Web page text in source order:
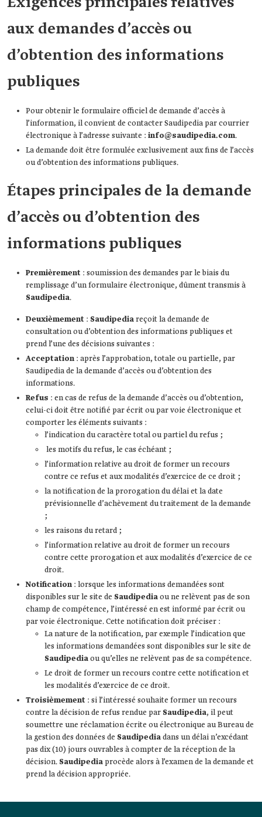
aux demandes d’accès ou
d’obtention des informations
publiques
Pour obtenir le formulaire officiel de demande d’accès à
l’information, il convient de contacter Saudipedia par courrier
électronique à l’adresse suivante : info@saudipedia.com.
La demande doit être formulée exclusivement aux fins de l’accès
ou d’obtention des informations publiques.
Étapes principales de la demande
d’accès ou d’obtention des
informations publiques
Premièrement : soumission des demandes par le biais du
remplissage d’un formulaire électronique, dûment transmis à
Saudipedia.
Deuxièmement : Saudipediareçoit la demande de
consultation ou d’obtention des informations publiques et
prend l’une des décisions suivantes :
Acceptation : après l’approbation, totale ou partielle, par
Saudipedia de la demande d’accès ou d’obtention des
informations.
Refus : en cas de refus de la demande d’accès ou d’obtention,
celui-ci doit être notifié par écrit ou par voie électronique et
comporter les éléments suivants :
l’indication du caractère total ou partiel du refus ;
les motifs du refus, le cas échéant ;
l’information relative au droit de former un recours
contre ce refus et aux modalités d’exercice de ce droit ;
la notification de la prorogation du délai et la date
prévisionnelle d’achèvement du traitement de la demande
;
les raisons du retard ;
l’information relative au droit de former un recours
contre cette prorogation et aux modalités d’exercice de ce
droit.
Notification : lorsque les informations demandées sont
disponibles sur le site de Saudipediaou ne relèvent pas de son
champ de compétence, l’intéressé en est informé par écrit ou
par voie électronique. Cette notification doit préciser :
La nature de la notification, par exemple l’indication que
les informations demandées sont disponibles sur le site de
Saudipediaou qu’elles ne relèvent pas de sa compétence.
Le droit de former un recours contre cette notification et
les modalités d’exercice de ce droit.
Troisièmement : si l’intéressé souhaite former un recours
contre la décision de refus rendue par Saudipedia, il peut
soumettre une réclamation écrite ou électronique au Bureau de
la gestion des données de Saudipediadans un délai n’excédant
pas dix (10) jours ouvrables à compter de la réception de la
décision. Saudipediaprocède alors à l’examen de la demande et
prend la décision appropriée.